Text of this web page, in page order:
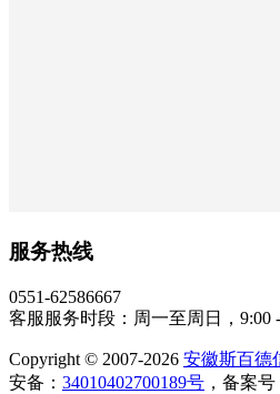
服务热线
0551-62586667
客服服务时段：周一至周日，9:00
Copyright © 2007-2026 安徽斯百德
安备： 34010402700189号 ，备案号